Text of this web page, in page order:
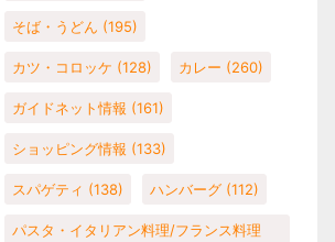
そば・うどん (195)
カツ・コロッケ (128) カレー (260)
ガイドネット情報 (161)
ショッピング情報 (133)
スパゲティ (138) ハンバーグ (112)
パスタ・イタリアン料理/フランス料理